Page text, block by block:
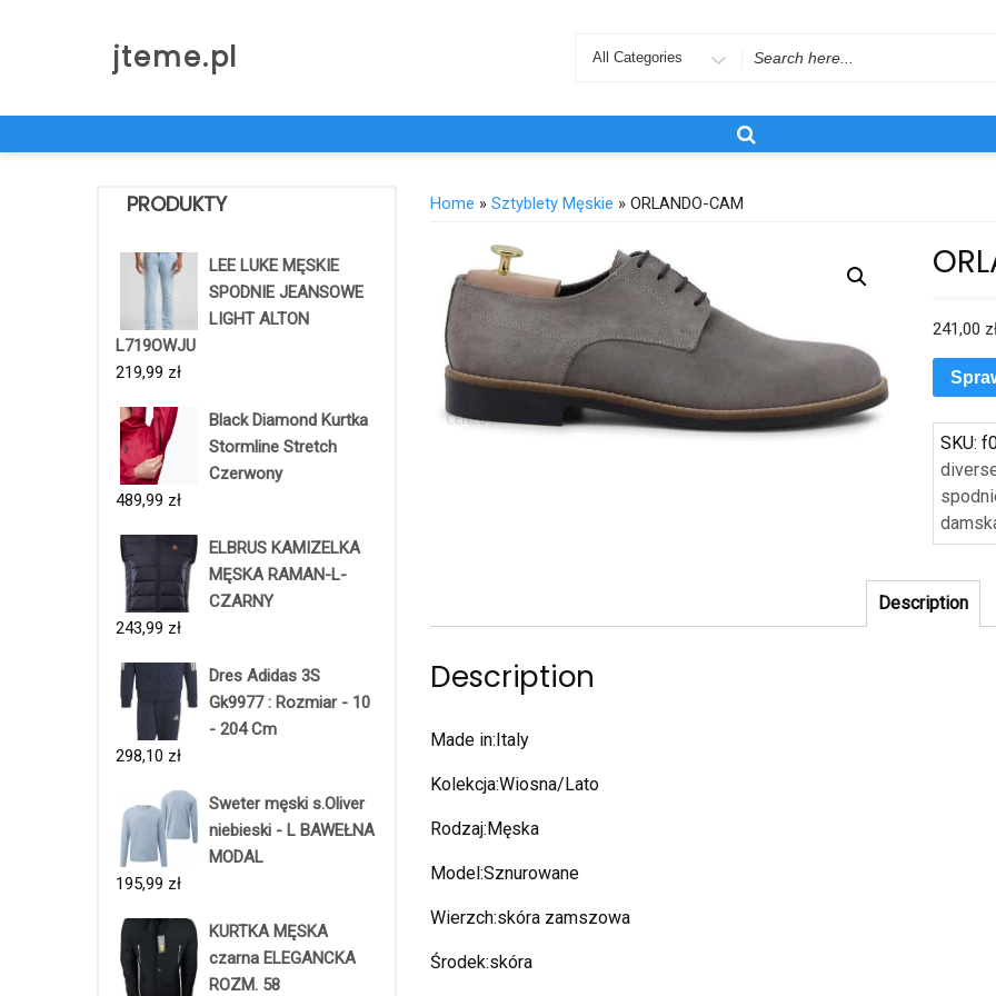
jteme.pl
Search
PRODUKTY
LEE LUKE MĘSKIE
SPODNIE JEANSOWE
LIGHT ALTON
L719OWJU
219,99 zł
Black Diamond Kurtka
Stormline Stretch
Czerwony
489,99 zł
ELBRUS KAMIZELKA
MĘSKA RAMAN-L-
CZARNY
243,99 zł
Dres Adidas 3S
Gk9977 : Rozmiar - 10
- 204 Cm
298,10 zł
Sweter męski s.Oliver
niebieski - L BAWEŁNA
MODAL
195,99 zł
KURTKA MĘSKA
czarna ELEGANCKA
ROZM. 58
Home » Sztyblety Męskie » ORLANDO-CAM
241,00
SKU:
Description
Description
Made in:Italy
Kolekcja:Wiosna/Lato
Rodzaj:Męska
Model:Sznurowane
Wierzch:skóra zamszowa
Środek:skóra